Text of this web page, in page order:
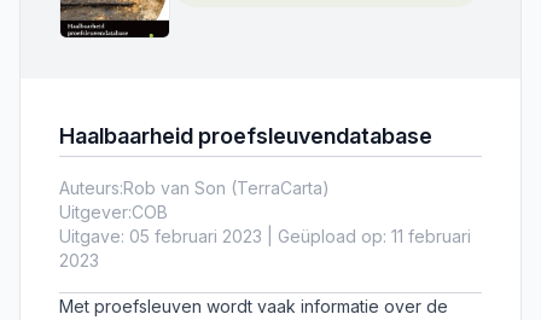
Haalbaarheid proefsleuvendatabase
Auteurs:Rob van Son (TerraCarta)
Uitgever:COB
Uitgave: 05 februari 2023 | Geüpload op: 11 februari
2023
Met proefsleuven wordt vaak informatie over de